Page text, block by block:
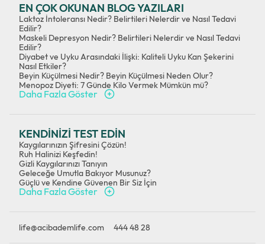
EN ÇOK OKUNAN BLOG YAZILARI
Laktoz İntoleransı Nedir? Belirtileri Nelerdir ve Nasıl Tedavi
Edilir?
Maskeli Depresyon Nedir? Belirtileri Nelerdir ve Nasıl Tedavi
Edilir?
Diyabet ve Uyku Arasındaki İlişki: Kaliteli Uyku Kan Şekerini
Nasıl Etkiler?
Beyin Küçülmesi Nedir? Beyin Küçülmesi Neden Olur?
Menopoz Diyeti: 7 Günde Kilo Vermek Mümkün mü?
Daha Fazla Göster
KENDİNİZİ TEST EDİN
Kaygılarınızın Şifresini Çözün!
Ruh Halinizi Keşfedin!
Gizli Kaygılarınızı Tanıyın
Geleceğe Umutla Bakıyor Musunuz?
Güçlü ve Kendine Güvenen Bir Siz İçin
Daha Fazla Göster
life@acibademlife.com 444 48 28